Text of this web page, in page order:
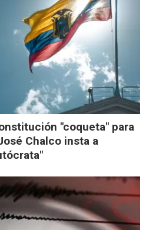
"coqueta" para
Chalco insta a